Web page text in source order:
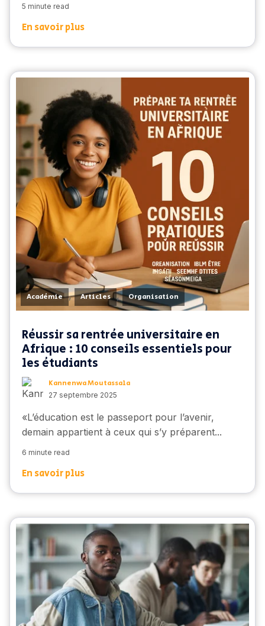
5 minute read
En savoir plus
Académie , Articles , Organisation
Réussir sa rentrée universitaire en
Afrique : 10 conseils essentiels pour
les étudiants
Kannenwa Moutassala
27 septembre 2025
«L’éducation est le passeport pour l’avenir,
demain appartient à ceux qui s’y préparent...
6 minute read
En savoir plus